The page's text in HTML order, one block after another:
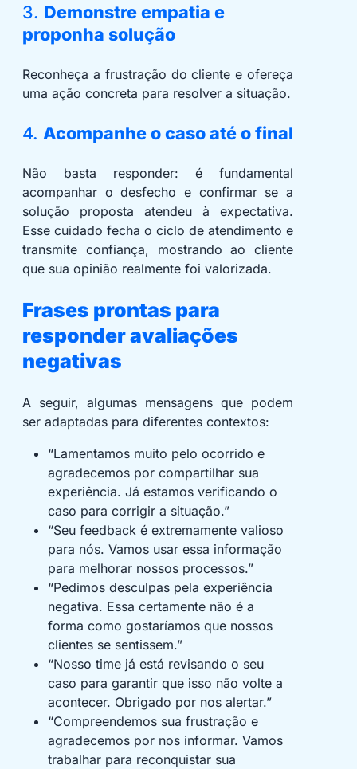
3. Demonstre empatia e
proponha solução
Reconheça a frustração do cliente e ofereça
uma ação concreta para resolver a situação.
4. Acompanhe o caso até o final
Não basta responder: é fundamental
acompanhar o desfecho e confirmar se a
solução proposta atendeu à expectativa.
Esse cuidado fecha o ciclo de atendimento e
transmite confiança, mostrando ao cliente
que sua opinião realmente foi valorizada.
Frases prontas para
responder avaliações
negativas
A seguir, algumas mensagens que podem
ser adaptadas para diferentes contextos:
“Lamentamos muito pelo ocorrido e
agradecemos por compartilhar sua
experiência. Já estamos verificando o
caso para corrigir a situação.”
“Seu feedback é extremamente valioso
para nós. Vamos usar essa informação
para melhorar nossos processos.”
“Pedimos desculpas pela experiência
negativa. Essa certamente não é a
forma como gostaríamos que nossos
clientes se sentissem.”
“Nosso time já está revisando o seu
caso para garantir que isso não volte a
acontecer. Obrigado por nos alertar.”
“Compreendemos sua frustração e
agradecemos por nos informar. Vamos
trabalhar para reconquistar sua